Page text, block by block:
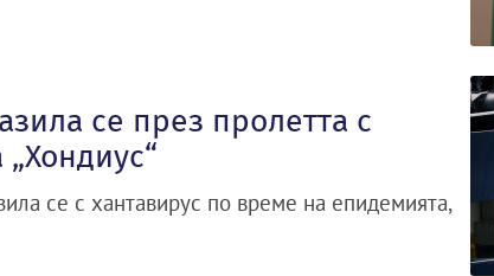
се през пролетта с
се с хантавирус по време на епидемията,